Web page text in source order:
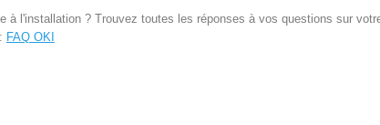
à l'installation ? Trouvez toutes les réponses à vos questions sur
FAQ OKI